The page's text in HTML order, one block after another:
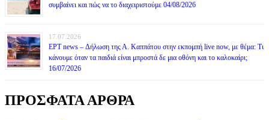
συμβαίνει και πώς να το διαχειριστούμε 04/08/2026
17.07.2026
ΕΡΤ news – Δήλωση της Α. Καππάτου στην εκπομπή live now, με θέμα: Τι
κάνουμε όταν τα παιδιά είναι μπροστά δε μια οθόνη και το καλοκαίρι;
16/07/2026
ΠΡΟΣΦΑΤΑ ΑΡΘΡΑ